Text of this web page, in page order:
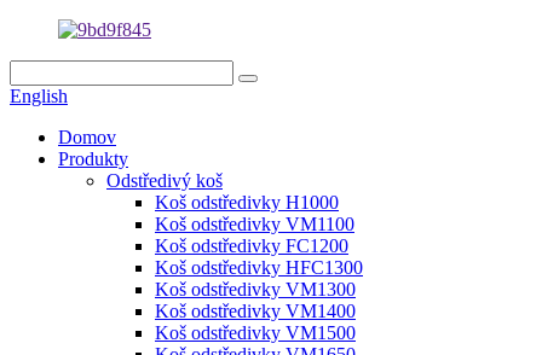
English
Domov
Produkty
Odstředivý koš
Koš odstředivky H1000
Koš odstředivky VM1100
Koš odstředivky FC1200
Koš odstředivky HFC1300
Koš odstředivky VM1300
Koš odstředivky VM1400
Koš odstředivky VM1500